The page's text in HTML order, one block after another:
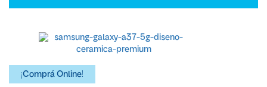
¡Comprá Online!